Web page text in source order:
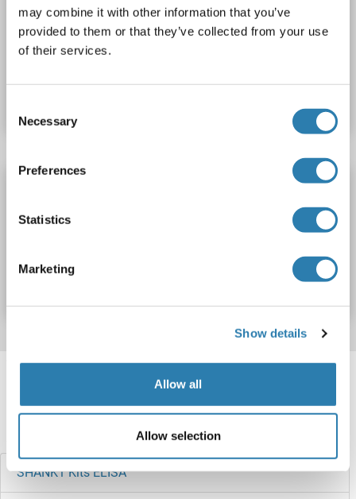
may combine it with other information that you’ve
provided to them or that they’ve collected from your use
of their services.
Selection
Necessary
Preferences
Statistics
Marketing
Show details
Allow all
Allow selection
SHARPIN Reactivité: Souris Colorimetric
Target information, Synonyms, Latest
Avez-vous cherché autre chose?
SHANK1 Kits ELISA